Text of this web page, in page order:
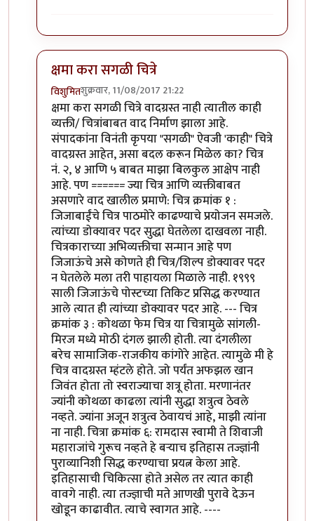
क्षमा करा सगळी चित्रे
विशुमितशुक्रवार, 11/08/2017 21:22
In reply toचित्र छान काढलीत पण सगळीbyविशुमित
क्षमा करा सगळी चित्रे वादग्रस्त नाही त्यातील काही
व्यक्ती/ चित्रांबाबत वाद निर्माण झाला आहे.
संपादकांना विनंती कृपया "सगळी" ऐवजी 'काही" चित्रे
वादग्रस्त आहेत, असा बदल करून मिळेल का? चित्र
नं. २, ४ आणि ५ बाबत माझा बिलकुल आक्षेप नाही
आहे. पण ====== ज्या चित्र आणि व्यक्तीबाबत
असणारे वाद खालील प्रमाणे: चित्र क्रमांक १ :
जिजाबाईंचे चित्र पाठमोरे काढण्याचे प्रयोजन समजले.
त्यांच्या डोक्यावर पदर सुद्धा घेतलेला दाखवला नाही.
चित्रकाराच्या अभिव्यक्तीचा सन्मान आहे पण
जिजाऊंचे असे कोणते ही चित्र/शिल्प डोक्यावर पदर
न घेतलेले मला तरी पाहायला मिळाले नाही. १९९९
साली जिजाऊंचे पोस्टच्या तिकिट प्रसिद्ध करण्यात
आले त्यात ही त्यांच्या डोक्यावर पदर आहे. --- चित्र
क्रमांक ३ : कोथळा फेम चित्र या चित्रामुळे सांगली-
मिरज मध्ये मोठी दंगल झाली होती. त्या दंगलीला
बरेच सामाजिक-राजकीय कांगोरे आहेत. त्यामुळे मी हे
चित्र वादग्रस्त म्हंटले होते. जो पर्यंत अफझल खान
जिवंत होता तो स्वराज्याचा शत्रू होता. मरणानंतर
ज्यांनी कोथळा काढला त्यांनी सुद्धा शत्रुत्व ठेवले
नव्हते. ज्यांना अजून शत्रुत्व ठेवायचं आहे, माझी त्यांना
ना नाही. चित्रा क्रमांक ६: रामदास स्वामी ते शिवाजी
महाराजांचे गुरूच नव्हते हे बऱ्याच इतिहास तज्ज्ञांनी
पुराव्यानिशी सिद्ध करण्याचा प्रयत्न केला आहे.
इतिहासाची चिकित्सा होते असेल तर त्यात काही
वावगे नाही. त्या तज्ज्ञाची मते आणखी पुरावे देऊन
खोडून काढावीत. त्याचे स्वागत आहे. ----